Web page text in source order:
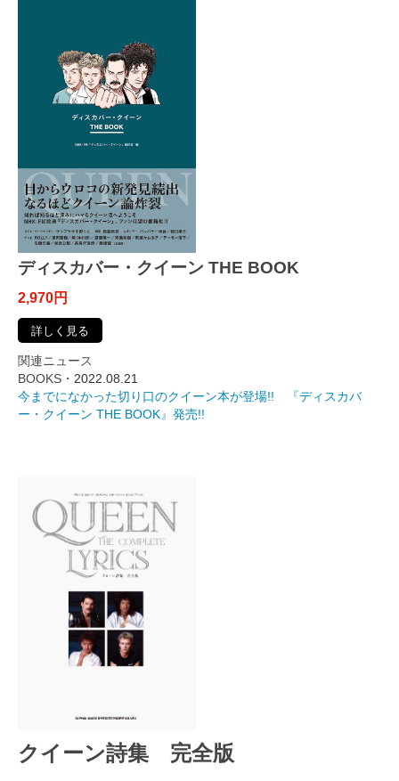
ディスカバー・クイーン THE BOOK
2,970円
詳しく見る
関連ニュース
BOOKS・ 2022.08.21
今までになかった切り口のクイーン本が登場!! 『ディスカバ
ー・クイーン THE BOOK』発売!!
クイーン詩集 完全版